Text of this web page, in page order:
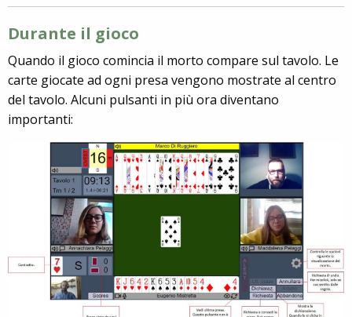
Durante il gioco
Quando il gioco comincia il morto compare sul tavolo. Le
carte giocate ad ogni presa vengono mostrate al centro
del tavolo. Alcuni pulsanti in più ora diventano
importanti: